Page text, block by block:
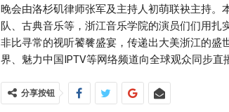
晚会由洛杉矶律师张军及主持人初萌联袂主持
队、古典音乐等，浙江音乐学院的演员们们用
非比寻常的视听饕餮盛宴，传递出大美浙江的
界、魅力中国IPTV等网络频道向全球观众同步直
分享按钮